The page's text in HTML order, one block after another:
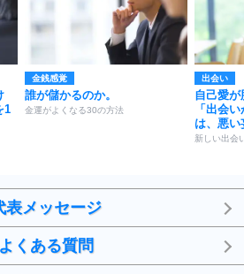
1
金銭感覚
誰が儲かるのか。
金運がよくなる30の方法
出会い
自己愛
「出会
は、悪い
新しい出会
表メッセージ
よくある質問